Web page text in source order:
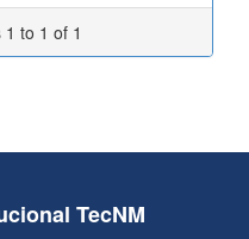
to 1 of 1
TecNM